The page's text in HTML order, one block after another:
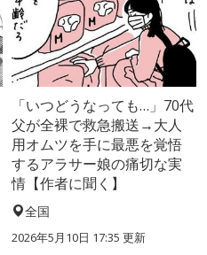
「いつどうなっても…」70代
父が全裸で救急搬送→大人
用オムツを手に最悪を覚悟
するアラサー娘の痛切な実
情【作者に聞く】
全国
2026年5月10日 17:35 更新